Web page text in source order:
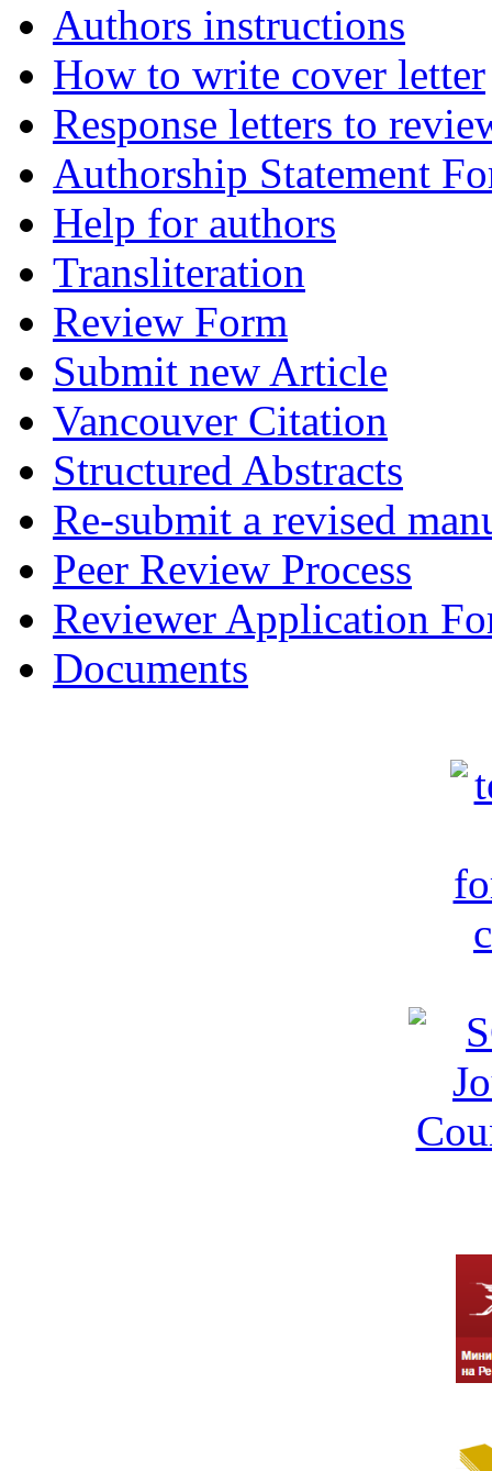
Authors instructions
How to write cover letter
Response letters to
Authorship Statement
Help for authors
Transliteration
Review Form
Submit new Article
Vancouver Citation
Structured Abstracts
Re-submit a revised
Peer Review Process
Reviewer Application
Documents